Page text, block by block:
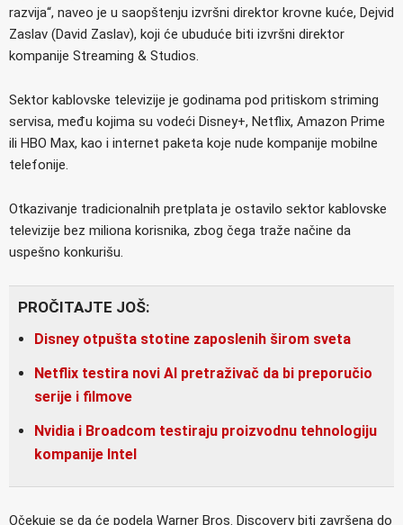
razvija“, naveo je u saopštenju izvršni direktor krovne kuće, Dejvid
Zaslav (David Zaslav), koji će ubuduće biti izvršni direktor
kompanije Streaming & Studios.
Sektor kablovske televizije je godinama pod pritiskom striming
servisa, među kojima su vodeći Disney+, Netflix, Amazon Prime
ili HBO Max, kao i internet paketa koje nude kompanije mobilne
telefonije.
Otkazivanje tradicionalnih pretplata je ostavilo sektor kablovske
televizije bez miliona korisnika, zbog čega traže načine da
uspešno konkurišu.
PROČITAJTE JOŠ:
Disney otpušta stotine zaposlenih širom sveta
Netflix testira novi AI pretraživač da bi preporučio
serije i filmove
Nvidia i Broadcom testiraju proizvodnu tehnologiju
kompanije Intel
Očekuje se da će podela Warner Bros. Discovery biti završena do